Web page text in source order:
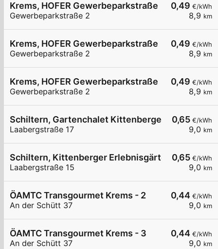
0,49 €/kWh
8,9 km
Krems, HOFER Gewerbeparkstraße
Gewerbeparkstraße 2
0,49 €/kWh
8,9 km
Krems, HOFER Gewerbeparkstraße
Gewerbeparkstraße 2
0,49 €/kWh
8,9 km
Krems, HOFER Gewerbeparkstraße
Gewerbeparkstraße 2
0,65 €/kWh
9,0 km
Schiltern, Gartenchalet Kittenberger
Laabergstraße 17
0,65 €/kWh
9,0 km
Schiltern, Kittenberger Erlebnisgärten
Laabergstraße 15
0,44 €/kWh
9,0 km
ÖAMTC Transgourmet Krems - 2
An der Schütt 37
0,44 €/kWh
9,0 km
ÖAMTC Transgourmet Krems - 3
An der Schütt 37